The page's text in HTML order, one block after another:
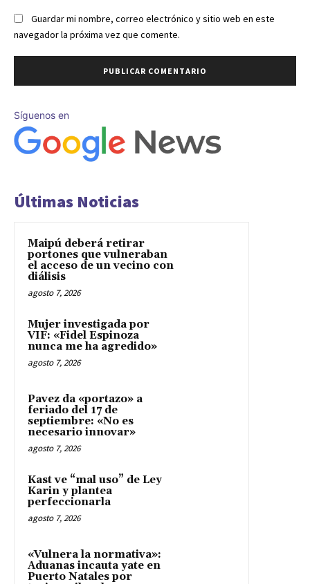
Guardar mi nombre, correo electrónico y sitio web en este
navegador la próxima vez que comente.
Síguenos en
Últimas Noticias
Maipú deberá retirar
portones que vulneraban
el acceso de un vecino con
diálisis
agosto 7, 2026
Mujer investigada por
VIF: «Fidel Espinoza
nunca me ha agredido»
agosto 7, 2026
Pavez da «portazo» a
feriado del 17 de
septiembre: «No es
necesario innovar»
agosto 7, 2026
Kast ve “mal uso” de Ley
Karin y plantea
perfeccionarla
agosto 7, 2026
«Vulnera la normativa»:
Aduanas incauta yate en
Puerto Natales por